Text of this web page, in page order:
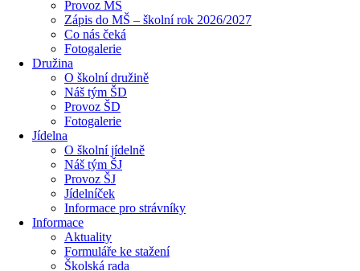
Provoz MŠ
Zápis do MŠ – školní rok 2026/2027
Co nás čeká
Fotogalerie
Družina
O školní družině
Náš tým ŠD
Provoz ŠD
Fotogalerie
Jídelna
O školní jídelně
Náš tým ŠJ
Provoz ŠJ
Jídelníček
Informace pro strávníky
Informace
Aktuality
Formuláře ke stažení
Školská rada